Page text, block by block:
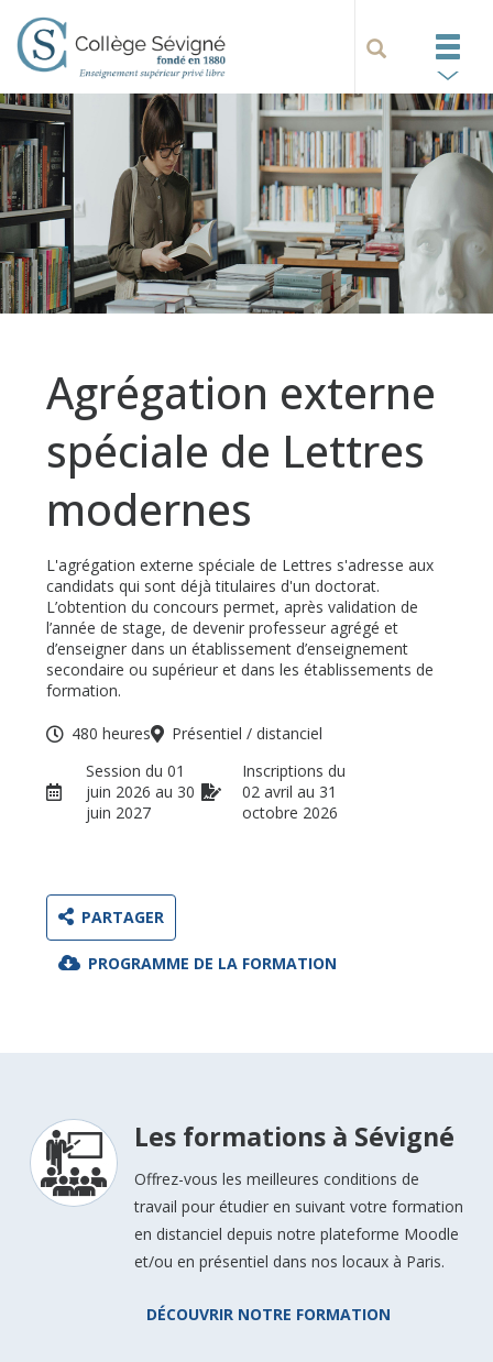
Agrégation externe
spéciale de Lettres
modernes
L'agrégation externe spéciale de Lettres s'adresse aux
candidats qui sont déjà titulaires d'un doctorat.
L’obtention du concours permet, après validation de
l’année de stage, de devenir professeur agrégé et
d’enseigner dans un établissement d’enseignement
secondaire ou supérieur et dans les établissements de
formation.
480 heures
Présentiel / distanciel
Session du 01
juin 2026 au 30
juin 2027
Inscriptions du
02 avril au 31
octobre 2026
PARTAGER
PROGRAMME DE LA FORMATION
Les formations à Sévigné
Offrez-vous les meilleures conditions de
travail pour étudier en suivant votre formation
en distanciel depuis notre plateforme Moodle
et/ou en présentiel dans nos locaux à Paris.
DÉCOUVRIR NOTRE FORMATION